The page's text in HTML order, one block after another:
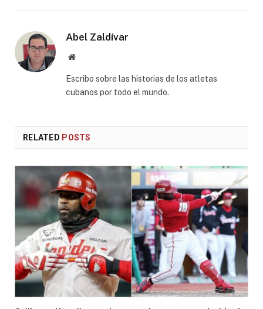
Abel Zaldívar
Website
Escribo sobre las historias de los atletas
cubanos por todo el mundo.
RELATED POSTS